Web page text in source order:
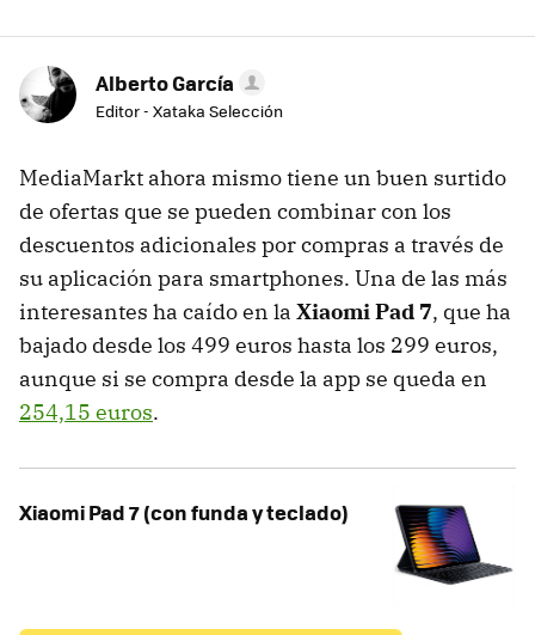
Alberto García
Editor - Xataka Selección
MediaMarkt ahora mismo tiene un buen surtido
de ofertas que se pueden combinar con los
descuentos adicionales por compras a través de
su aplicación para smartphones. Una de las más
interesantes ha caído en la Xiaomi Pad 7, que ha
bajado desde los 499 euros hasta los 299 euros,
aunque si se compra desde la app se queda en
254,15 euros.
Xiaomi Pad 7 (con funda y teclado)